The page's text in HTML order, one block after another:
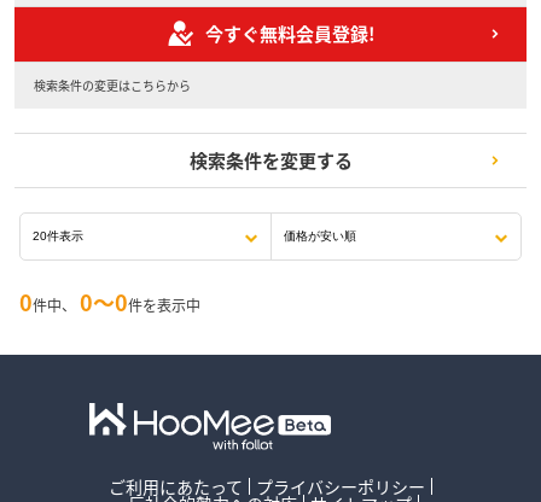
今すぐ無料会員登録!
検索条件の変更はこちらから
検索条件を変更する
0件中、 0〜0件を表示中
ご利用にあたって プライバシーポリシー